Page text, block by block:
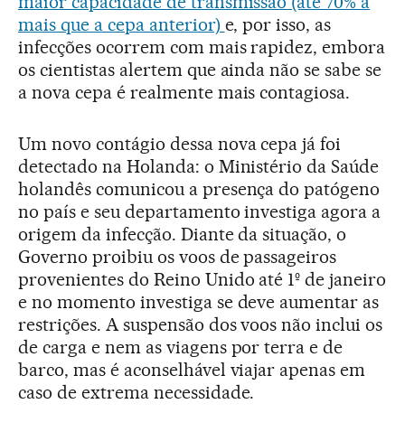
mais que a cepa anterior) e, por isso, as
infecções ocorrem com mais rapidez, embora
os cientistas alertem que ainda não se sabe se
a nova cepa é realmente mais contagiosa.
Um novo contágio dessa nova cepa já foi
detectado na Holanda: o Ministério da Saúde
holandês comunicou a presença do patógeno
no país e seu departamento investiga agora a
origem da infecção. Diante da situação, o
Governo proibiu os voos de passageiros
provenientes do Reino Unido até 1º de janeiro
e no momento investiga se deve aumentar as
restrições. A suspensão dos voos não inclui os
de carga e nem as viagens por terra e de
barco, mas é aconselhável viajar apenas em
caso de extrema necessidade.